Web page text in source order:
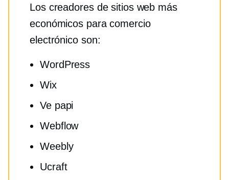
Los creadores de sitios web más
económicos para comercio
electrónico son:
WordPress
Wix
Ve papi
Webflow
Weebly
Ucraft